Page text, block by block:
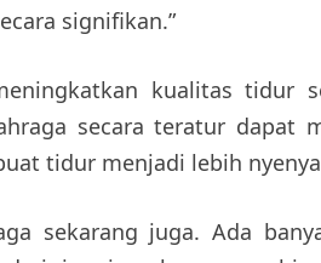
signifikan.”
kualitas tidur
secara teratur dapat
tidur menjadi lebih
sekarang juga. Ada